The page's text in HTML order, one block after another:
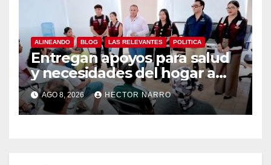
ALINEANDO BLOG LAS RELEVANTES POLITICA
Entregan apoyos para salud
y necesidades del hogar a
familias de Cabo San Lucas
AGO 8, 2026 HECTOR NARRO